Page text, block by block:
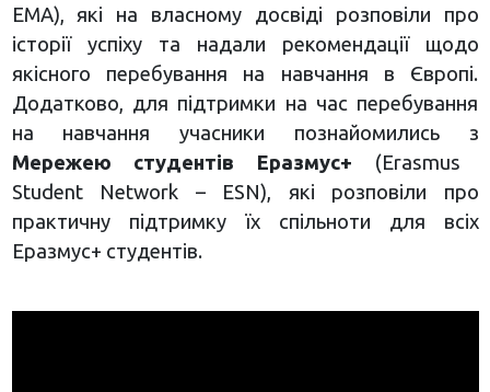
EMA), які на власному досвіді розповіли про
історії успіху та надали рекомендації щодо
якісного перебування на навчання в Європі.
Додатково, для підтримки на час перебування
на навчання учасники познайомились з
Мережею студентів Еразмус+ (Erasmus
Student Network – ESN), які розповіли про
практичну підтримку їх спільноти для всіх
Еразмус+ студентів.